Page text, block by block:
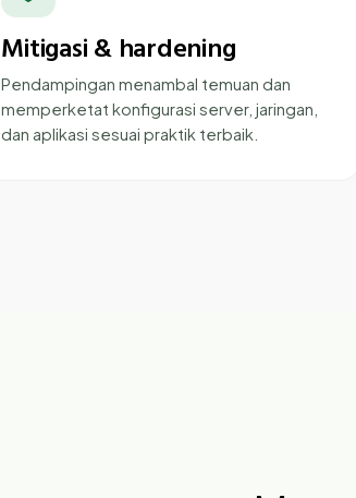
Mitigasi & hardening
Pendampingan menambal temuan dan
memperketat konfigurasi server, jaringan,
dan aplikasi sesuai praktik terbaik.